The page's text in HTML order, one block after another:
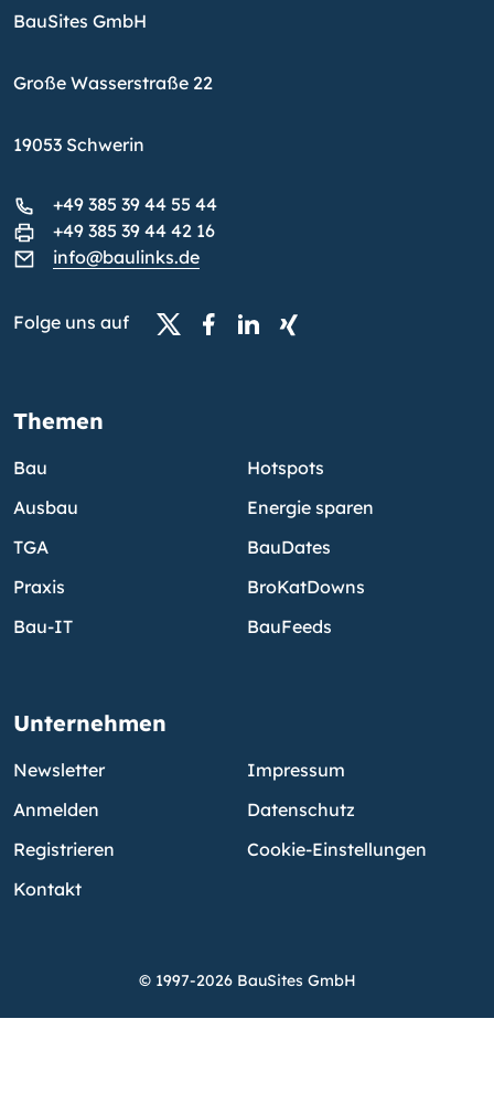
BauSites GmbH
Große Wasserstraße 22
19053 Schwerin
+49 385 39 44 55 44
+49 385 39 44 42 16
info@baulinks.de
Folge uns auf
Themen
Bau
Ausbau
TGA
Praxis
Bau-IT
Hotspots
Energie sparen
BauDates
BroKatDowns
BauFeeds
Unternehmen
Newsletter
Anmelden
Registrieren
Kontakt
Impressum
Datenschutz
Cookie-Einstellungen
© 1997-2026 BauSites GmbH